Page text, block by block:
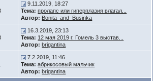
9.11.2019, 18:27
Тема: пролапс или гиперплазия влагал...
Автор: Bonita_and_Businka
16.3.2019, 23:13
Тема: 12 мая 2019 г. Гомель 3 выстав...
Автор: brigantina
7.2.2019, 11:46
Тема: абрикосовый мальчик
Автор: brigantina